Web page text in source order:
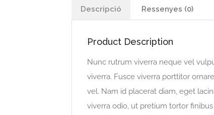
Descripció Ressenyes (0)
Product Description
Nunc rutrum viverra neque vel
viverra. Fusce viverra porttitor
vel. Nam id placerat diam, eget
viverra odio, ut pretium tortor